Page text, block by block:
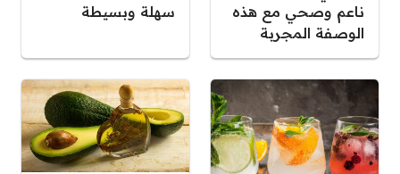
ناعم وصحي مع هذه
الوصفة المجربة
سهلة وبسيطة